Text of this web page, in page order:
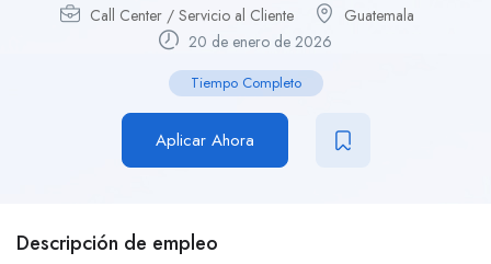
Call Center / Servicio al Cliente
Guatemala
20 de enero de 2026
Tiempo Completo
Aplicar Ahora
Descripción de empleo